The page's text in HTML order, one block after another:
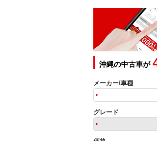
沖縄の中古車が
メーカー/車種
グレード